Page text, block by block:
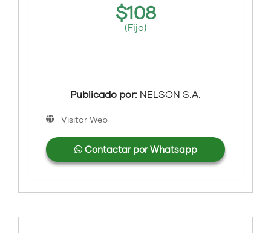
$108
(Fijo)
Publicado por: NELSON S.A.
Visitar Web
Contactar por Whatsapp